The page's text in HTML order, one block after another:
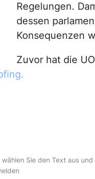
Regelungen.
dessen
Konsequenzen
Zuvor hat die
Sie den Text aus